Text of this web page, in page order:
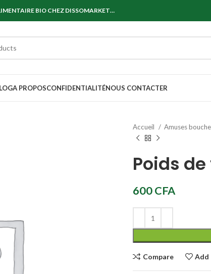
BIO CHEZ DISSOMARKET…
A PROPOSCONFIDENTIALITÉNOUS CONTACTER
Accueil Amuses bouche
Poids
600CFA
Compare Add